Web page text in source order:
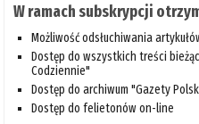
W ramach subskrypcji
Możliwość odsłuchiwania
Dostęp do wszystkich treści
Codziennie"
Dostęp do archiwum "Gazety
Dostęp do felietonów on-line